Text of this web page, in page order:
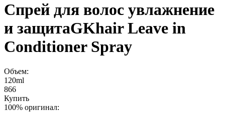
Спрей для волос увлажнение
и защитаGKhair Leave in
Conditioner Spray
Объем:
120ml
866
Купить
100% оригинал: